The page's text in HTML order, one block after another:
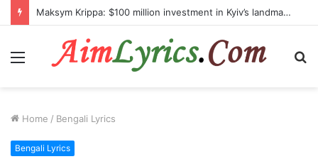
Maksym Krippa: $100 million investment in Kyiv’s landmark properties
Menu
Home / Bengali Lyrics
Bengali Lyrics